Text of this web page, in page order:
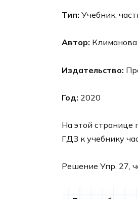
Тип: Учебник,
Автор:
Издательство:
Год: 2020
На этой странице
ГДЗ к учебнику
Решение Упр. 27,